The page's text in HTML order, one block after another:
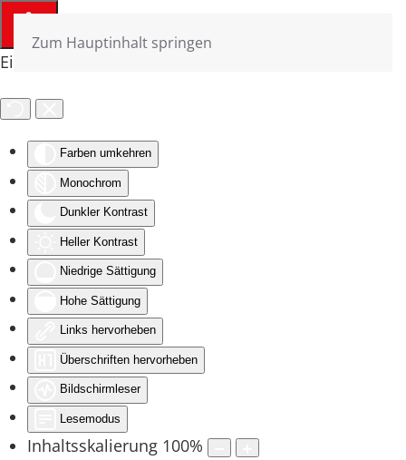
Eingabehilfen öffnen
Farben umkehren
Monochrom
Dunkler Kontrast
Heller Kontrast
Niedrige Sättigung
Hohe Sättigung
Links hervorheben
Überschriften hervorheben
Bildschirmleser
Lesemodus
Inhaltsskalierung 100%
Zum Hauptinhalt springen